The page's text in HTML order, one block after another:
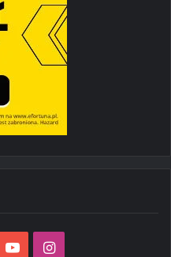
YouTubeInstagram